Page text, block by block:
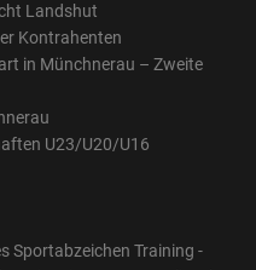
Landshut
Kontrahenten
in Münchnerau – Zweite
U23/U20/U16
Sportabzeichen Training -